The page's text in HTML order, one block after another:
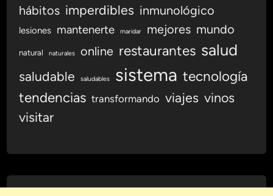
hábitos imperdibles inmunológico
lesiones mantenerte maridar mejores mundo
natural naturales online restaurantes salud
saludable saludables sistema tecnología
tendencias transformando viajes vinos
visitar